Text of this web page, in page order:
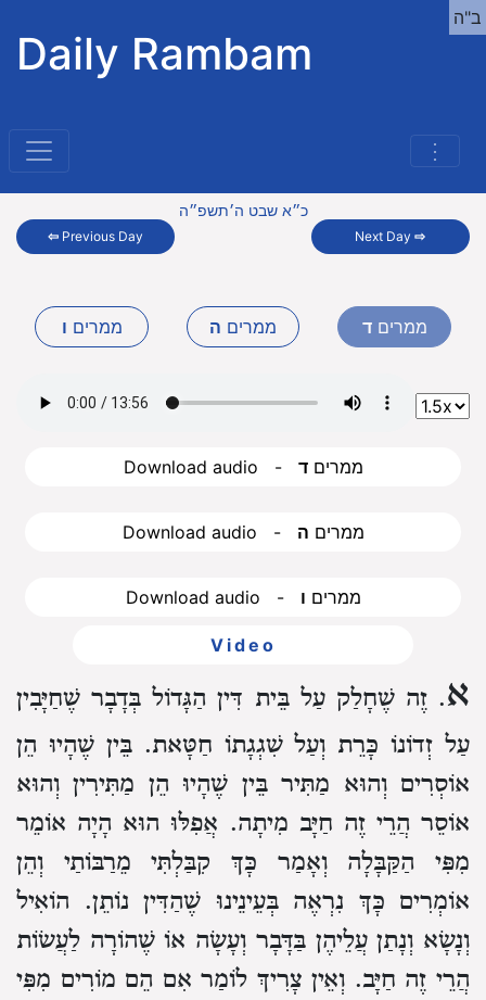
Daily Rambam
⋮
ב"ה
⇦ Previous Day
כ״א שבט ה׳תשפ״ה
Next Day⇨
ממרים ו ממרים ה ממריםד
Download audio - ממריםד
Download audio - ממרים ה
Download audio - ממרים ו
Video
א. זֶה שֶׁחָלַק עַל בֵּית דִּין הַגָּדוֹל בְּדָבָר שֶׁחַיָּבִין
עַל זְדוֹנוֹ כָּרֵת וְעַל שִׁגְגָתוֹ חַטָּאת. בֵּין שֶׁהָיוּ הֵן
אוֹסְרִים וְהוּא מַתִּיר בֵּין שֶׁהָיוּ הֵן מַתִּירִין וְהוּא
אוֹסֵר הֲרֵי זֶה חַיָּב מִיתָה. אֲפִלּוּ הוּא הָיָה אוֹמֵר
מִפִּי הַקַּבָּלָה וְאָמַר כָּךְ קִבַּלְתִּי מֵרַבּוֹתַי וְהֵן
אוֹמְרִים כָּךְ נִרְאֶה בְּעֵינֵינוּ שֶׁהַדִּין נוֹתֵן. הוֹאִיל
וְנָשָׂא וְנָתַן עֲלֵיהֶן בַּדָּבָר וְעָשָׂה אוֹ שֶׁהוֹרָה לַעֲשׂוֹת
הֲרֵי זֶה חַיָּב. וְאֵין צָרִיךְ לוֹמַר אִם הֵם מוֹרִים מִפִּי